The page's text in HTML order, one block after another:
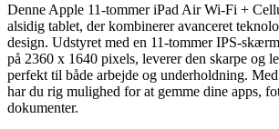
Denne Apple 11-tommer iPad Air Wi-Fi +
alsidig tablet, der kombinerer avanceret
design. Udstyret med en 11-tommer IPS-
på 2360 x 1640 pixels, leverer den skarpe og
perfekt til både arbejde og underholdning.
har du rig mulighed for at gemme dine apps,
dokumenter.